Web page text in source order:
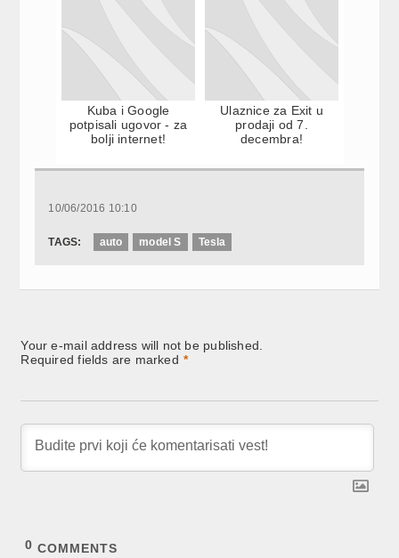
Kuba i Google
potpisali ugovor - za
bolji internet!
Ulaznice za Exit u
prodaji od 7.
decembra!
10/06/2016 10:10
TAGS: auto model S Tesla
Your e-mail address will not be published.
Required fields are marked *
0 COMMENTS